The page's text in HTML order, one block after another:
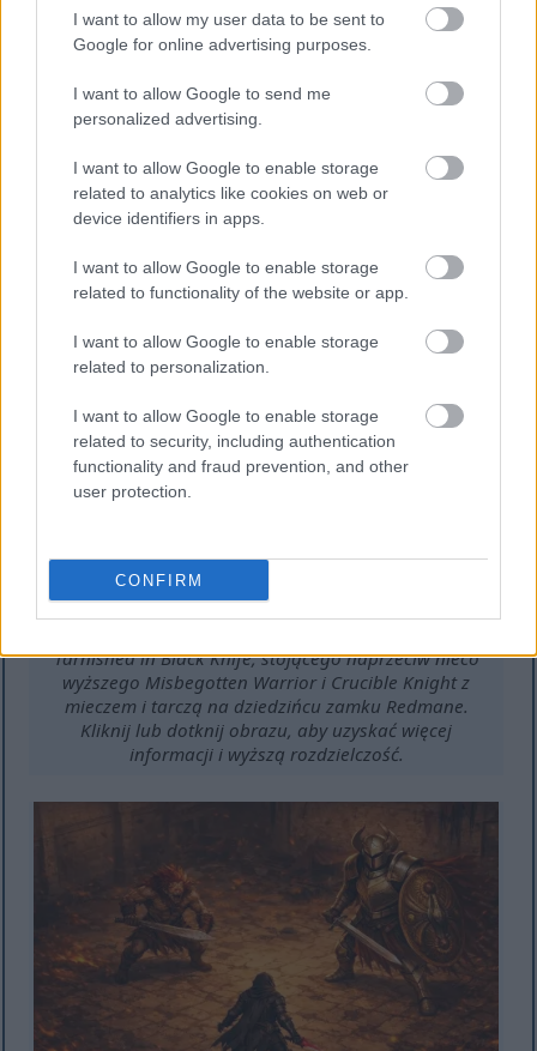
I want to allow my user data to be sent to
Google for online advertising purposes.
I want to allow Google to send me
personalized advertising.
I want to allow Google to enable storage
related to analytics like cookies on web or
device identifiers in apps.
I want to allow Google to enable storage
related to functionality of the website or app.
I want to allow Google to enable storage
related to personalization.
I want to allow Google to enable storage
related to security, including authentication
functionality and fraud prevention, and other
user protection.
CONFIRM
Fan art w stylu anime przedstawiający Tarnished
walczącego z Crucible Knightem i Misbegotten
Warriorem w zamku Redmane.
Kliknij lub dotknij obrazu, aby uzyskać więcej
informacji i wyższą rozdzielczość.
Tarnished in Black Knife, stojącego naprzeciw nieco
wyższego Misbegotten Warrior i Crucible Knight z
mieczem i tarczą na dziedzińcu zamku Redmane.
Kliknij lub dotknij obrazu, aby uzyskać więcej
informacji i wyższą rozdzielczość.